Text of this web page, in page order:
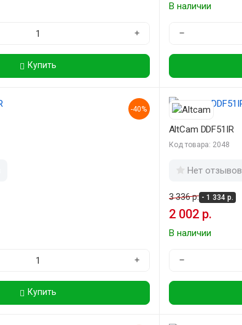
+
Купить
В наличии
−
-40%
+
Купить
AltCam DDF51IR
Код товара: 2048
Нет отзывов
3 336 р. - 1 334 р.
2 002 р.
В наличии
−